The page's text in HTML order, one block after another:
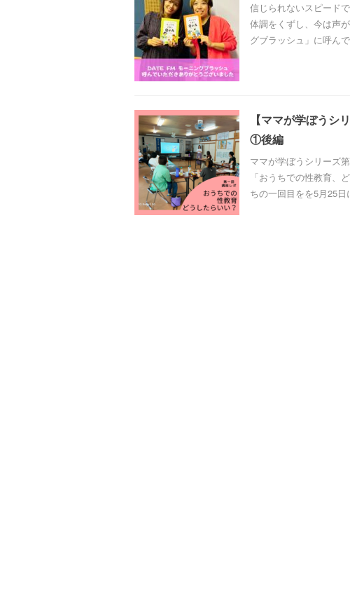
信じられないスピード
体調をくずし、今は声
グブラッシュ」に呼ん
【ママが学ぼうシ
①後編
ママが学ぼうシリーズ
「おうちでの性教育、
ちの一回目をを5月25